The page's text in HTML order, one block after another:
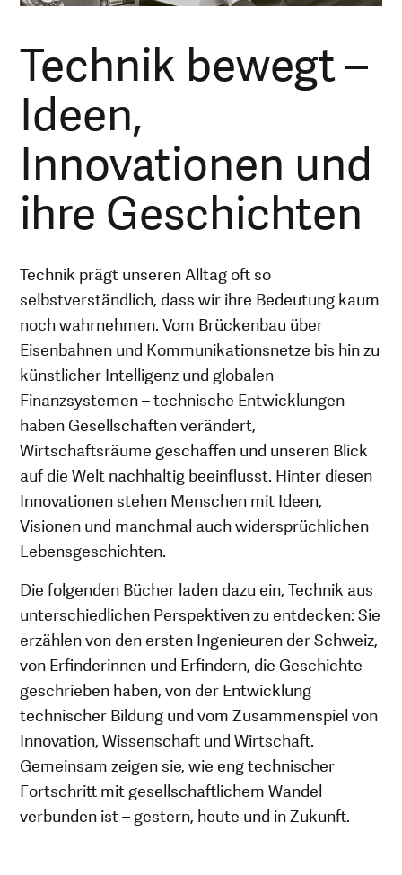
Technik bewegt –
Ideen,
Innovationen und
ihre Geschichten
Technik prägt unseren Alltag oft so
selbstverständlich, dass wir ihre Bedeutung kaum
noch wahrnehmen. Vom Brückenbau über
Eisenbahnen und Kommunikationsnetze bis hin zu
künstlicher Intelligenz und globalen
Finanzsystemen – technische Entwicklungen
haben Gesellschaften verändert,
Wirtschaftsräume geschaffen und unseren Blick
auf die Welt nachhaltig beeinflusst. Hinter diesen
Innovationen stehen Menschen mit Ideen,
Visionen und manchmal auch widersprüchlichen
Lebensgeschichten.
Die folgenden Bücher laden dazu ein, Technik aus
unterschiedlichen Perspektiven zu entdecken: Sie
erzählen von den ersten Ingenieuren der Schweiz,
von Erfinderinnen und Erfindern, die Geschichte
geschrieben haben, von der Entwicklung
technischer Bildung und vom Zusammenspiel von
Innovation, Wissenschaft und Wirtschaft.
Gemeinsam zeigen sie, wie eng technischer
Fortschritt mit gesellschaftlichem Wandel
verbunden ist – gestern, heute und in Zukunft.